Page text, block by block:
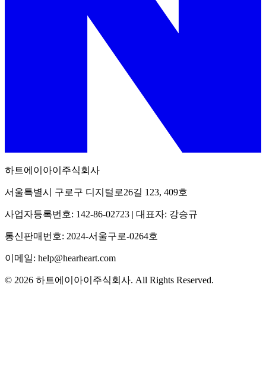
하트에이아이주식회사
서울특별시 구로구 디지털로26길 123, 409호
사업자등록번호: 142-86-02723 | 대표자: 강승규
통신판매번호: 2024-서울구로-0264호
이메일: help@hearheart.com
© 2026 하트에이아이주식회사. All Rights Reserved.